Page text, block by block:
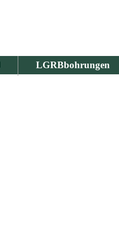
LGRBbohrungen